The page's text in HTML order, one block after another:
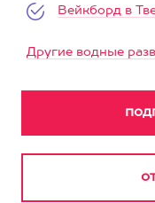
Вейкборд в
Другие водные